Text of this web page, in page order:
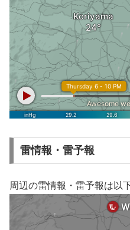
雷情報・雷予報
周辺の雷情報・雷予報は以